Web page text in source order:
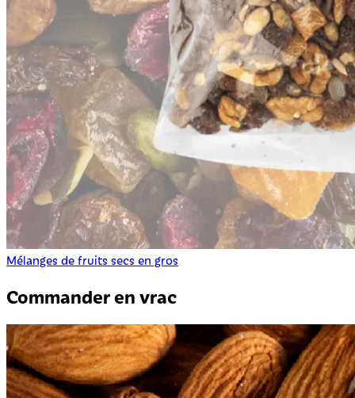
Mélanges de fruits secs en gros
Commander en vrac